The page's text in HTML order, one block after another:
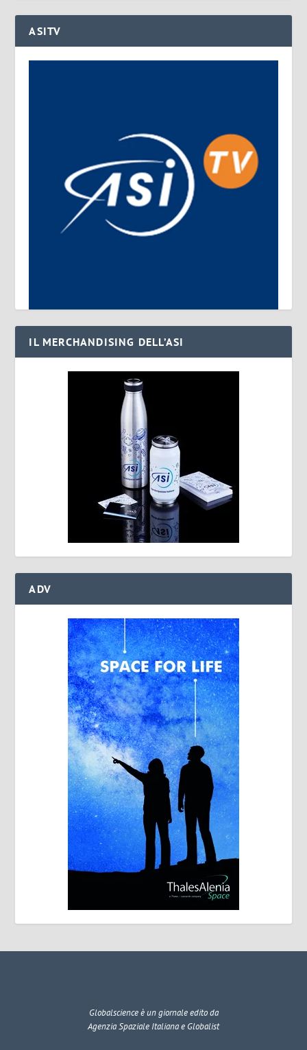
ASITV
IL MERCHANDISING DELL’ASI
ADV
Globalscienceè un giornale edito da
Agenzia Spaziale Italiana e Globalist